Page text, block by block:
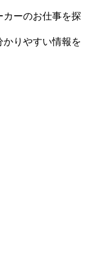
カーのお仕事を探
かりやすい情報を